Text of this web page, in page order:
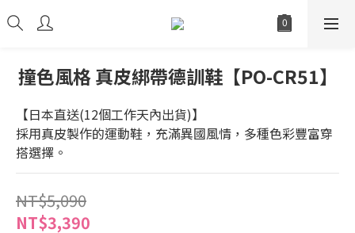
撞色風格 真皮綁帶德訓鞋【PO-CR51】
【日本直送(12個工作天內出貨)】
採用真皮製作的運動鞋，充滿異國風情，多種色彩豐富穿
搭選擇。
NT$5,090
NT$3,390